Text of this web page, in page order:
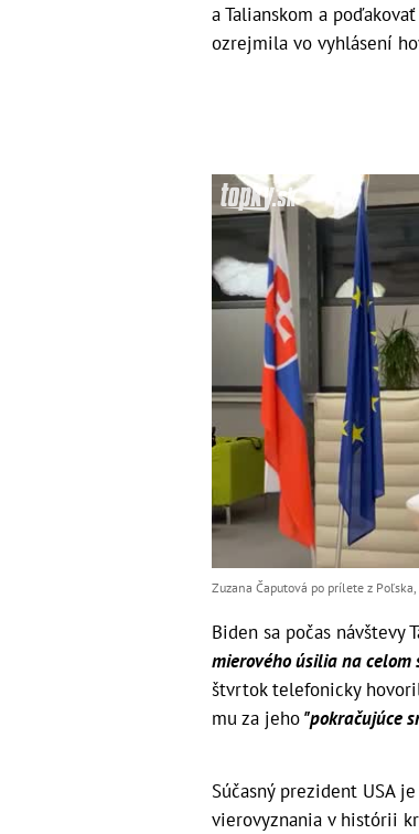
a Talianskom a
ozrejmila vo vyhlásení
Zuzana Čaputová po prílete z
Biden sa počas návštevy
mierového úsilia na celom
štvrtok telefonicky
mu za jeho"pokračujúce
Súčasný prezident USA
vierovyznania v histórii